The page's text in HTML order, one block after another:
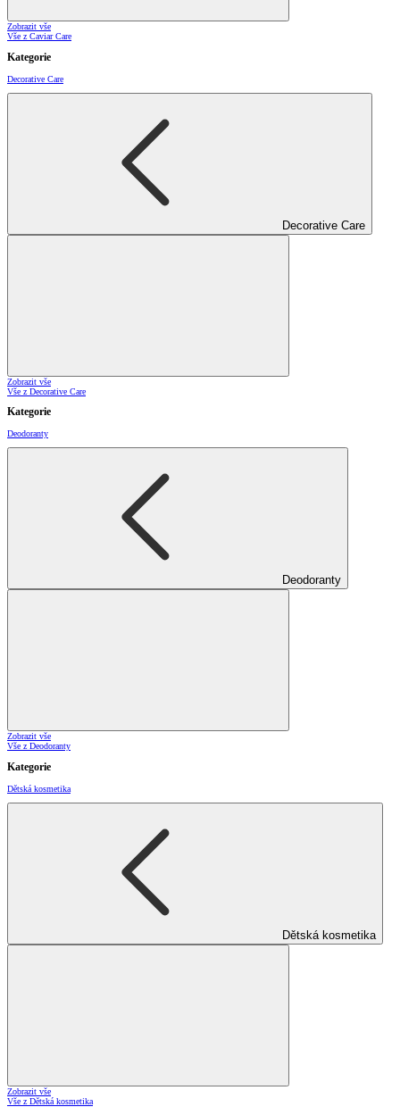
Zobrazit vše
Vše z Caviar Care
Kategorie
Decorative Care
Decorative Care
Zobrazit vše
Vše z Decorative Care
Kategorie
Deodoranty
Deodoranty
Zobrazit vše
Vše z Deodoranty
Kategorie
Dětská kosmetika
Dětská kosmetika
Zobrazit vše
Vše z Dětská kosmetika